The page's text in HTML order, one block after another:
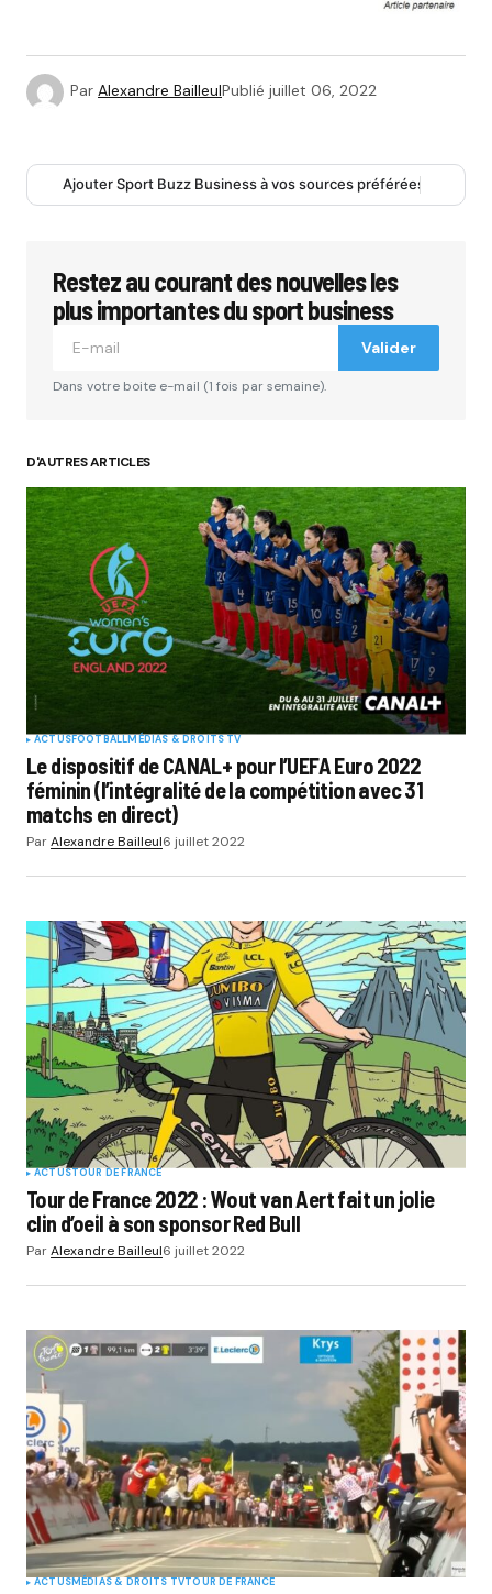
Par Alexandre BailleulPublié juillet 06, 2022
Ajouter Sport Buzz Business à vos sources préférées
Restez au courant des nouvelles les
plus importantes du sport business
Valider
Dans votre boite e-mail (1 fois par semaine).
D'AUTRES ARTICLES
ACTUSFOOTBALLMÉDIAS & DROITS TV
Le dispositif de CANAL+ pour l’UEFA Euro 2022
féminin (l’intégralité de la compétition avec 31
matchs en direct)
ParAlexandre Bailleul6 juillet 2022
ACTUSTOUR DE FRANCE
Tour de France 2022 : Wout van Aert fait un jolie
clin d’oeil à son sponsor Red Bull
ParAlexandre Bailleul6 juillet 2022
ACTUSMÉDIAS & DROITS TVTOUR DE FRANCE